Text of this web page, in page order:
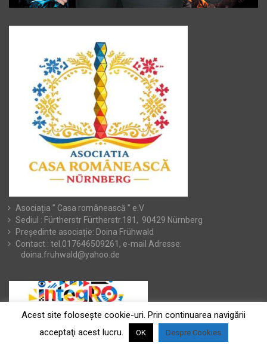
Asociația ” Casa românească ” e.V
Sediul : Fürtherstr Fürtherstr.181, 90429 Nürnberg
Președinte asociație: Doina Frühwald
Contact : tel.017646509261, e-mail Adresse:
doina.fruhwald@yahoo.de
Acest site foloseşte cookie-uri. Prin continuarea navigării
acceptaţi acest lucru.
OK Despre Cookies